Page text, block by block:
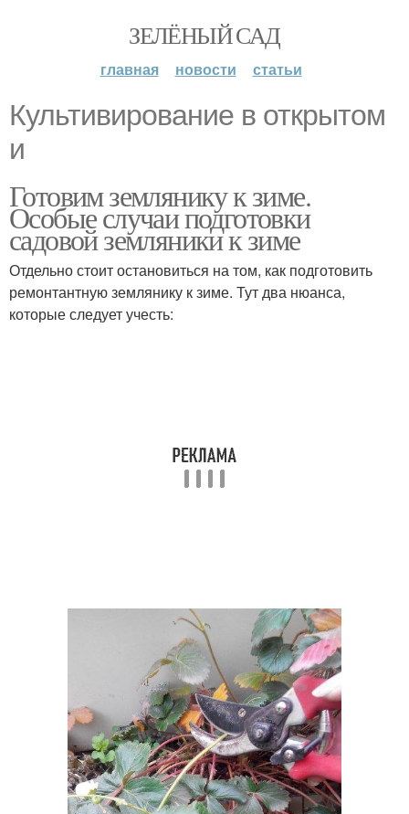
ЗЕЛЁНЫЙ САД
главная новости статьи
Культивирование в открытом
и
Готовим землянику к зиме.
Особые случаи подготовки
садовой земляники к зиме
Отдельно стоит остановиться на том, как подготовить
ремонтантную землянику к зиме. Тут два нюанса,
которые следует учесть: